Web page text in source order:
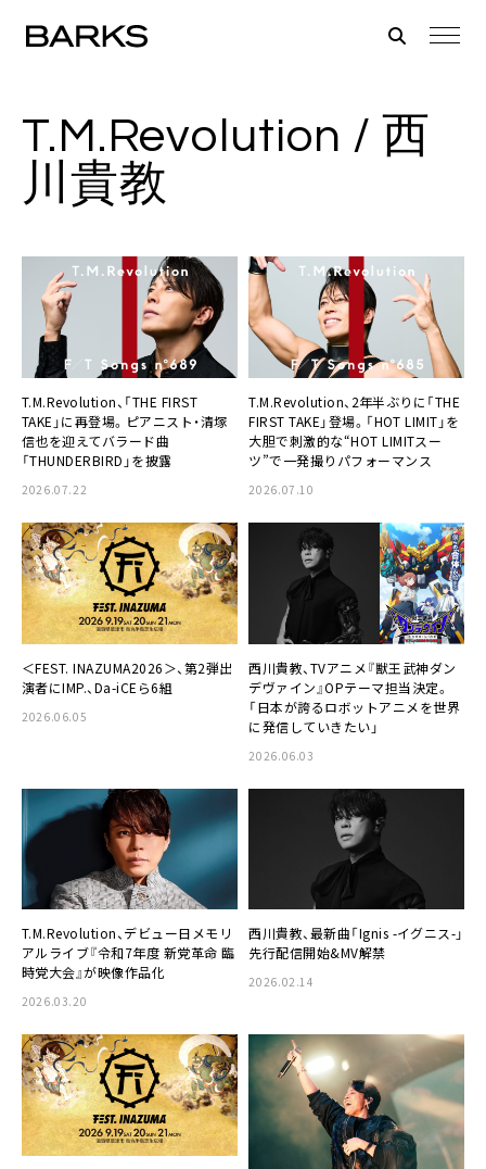
T.M.Revolution / 西
川貴教
T.M.Revolution、「THE FIRST
TAKE」に再登場。ピアニスト・清塚
信也を迎えてバラード曲
「THUNDERBIRD」を披露
2026.07.22
T.M.Revolution、2年半ぶりに「THE
FIRST TAKE」登場。「HOT LIMIT」を
大胆で刺激的な“HOT LIMITスー
ツ”で一発撮りパフォーマンス
2026.07.10
＜FEST. INAZUMA2026＞、第2弾出
演者にIMP.、Da-iCEら6組
2026.06.05
西川貴教、TVアニメ『獣王武神ダン
デヴァイン』OPテーマ担当決定。
「日本が誇るロボットアニメを世界
に発信していきたい」
2026.06.03
T.M.Revolution、デビュー日メモリ
アルライブ『令和7年度 新党革命 臨
時党大会』が映像作品化
2026.03.20
西川貴教、最新曲「Ignis -イグニス-」
先行配信開始&MV解禁
2026.02.14